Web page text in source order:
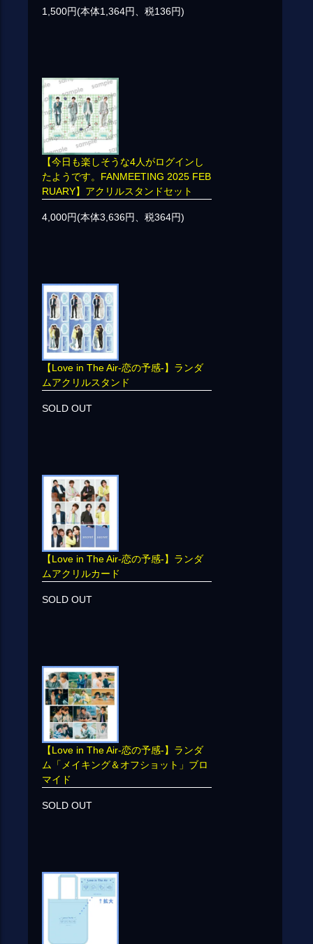
1,500円(本体1,364円、税136円)
【今日も楽しそうな4人がログインし
たようです。FANMEETING 2025 FEB
RUARY】アクリルスタンドセット
4,000円(本体3,636円、税364円)
【Love in The Air-恋の予感-】ランダ
ムアクリルスタンド
SOLD OUT
【Love in The Air-恋の予感-】ランダ
ムアクリルカード
SOLD OUT
【Love in The Air-恋の予感-】ランダ
ム「メイキング＆オフショット」ブロ
マイド
SOLD OUT